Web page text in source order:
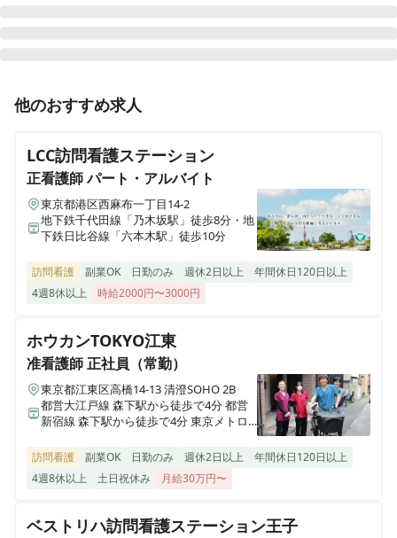
東京都稲城市大丸124-5 大丸ビル2階、3階
リハラボ訪問看護リハビリステーション 井荻店
東京都杉並区上井草1-33-1
リハラボ訪問看護リハビリステーション 町田店
東京都町田市金森東一丁目11-45
リハラボ訪問看護リハビリステーション 和田本店
他のおすすめ求人
LCC訪問看護ステーション
正看護師パート・アルバイト
東京都港区西麻布一丁目14-2
地下鉄千代田線「乃木坂駅」徒歩8分・地
下鉄日比谷線「六本木駅」徒歩10分
訪問看護 副業OK 日勤のみ 週休2日以上
年間休日120日以上
4週8休以上
時給2000円〜3000円
ホウカンTOKYO江東
准看護師正社員（常勤）
東京都江東区高橋14-13 清澄SOHO 2B
都営大江戸線 森下駅から徒歩で4分 都営
新宿線 森下駅から徒歩で4分 東京メトロ
訪問看護 副業OK 日勤のみ 週休2日以上
年間休日120日以上
4週8休以上
土日祝休み 月給30万円〜
ベストリハ訪問看護ステーション王子